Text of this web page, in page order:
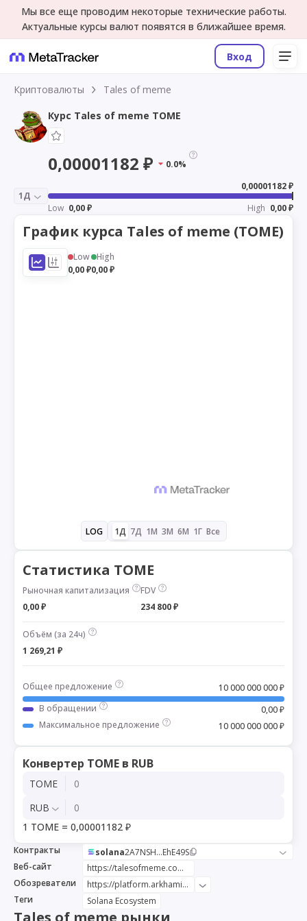
Мы все еще проводим некоторые технические работы.
Актуальные курсы валют появятся в ближайшее время.
Вход
Криптовалюты
Tales of meme
Курс Tales of meme TOME
0,00001182 ₽ 0.0%
1Д
0,00001182 ₽
Low 0,00 ₽ High 0,00 ₽
График курса Tales of meme (TOME)
Low
0,00 ₽
High
0,00 ₽
LOG 1Д 7Д 1М 3М 6М 1Г Все
Статистика TOME
Рыночная капитализация
0,00 ₽
FDV
234 800 ₽
Объём (за 24ч)
1 269,21 ₽
Общее предложение
10 000 000 000 ₽
В обращении
0,00 ₽
Максимальное предложение
10 000 000 000 ₽
Конвертер TOME в RUB
TOME
RUB
1 TOME = 0,00001182 ₽
Контракты solana2A7NSH...EhE49S
Веб-сайт
https://talesofmeme.com/
Обозреватели
https://platform.arkhamintelligence.com/explorer/token/tales-of-meme
Теги
Solana Ecosystem
Tales of meme рынки